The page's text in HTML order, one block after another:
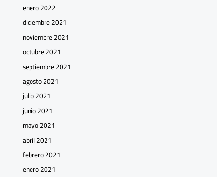
enero 2022
diciembre 2021
noviembre 2021
octubre 2021
septiembre 2021
agosto 2021
julio 2021
junio 2021
mayo 2021
abril 2021
febrero 2021
enero 2021